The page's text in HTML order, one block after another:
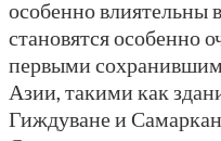
особенно влиятельны
становятся особенно
первыми
Азии, такими как
Гиждуване и